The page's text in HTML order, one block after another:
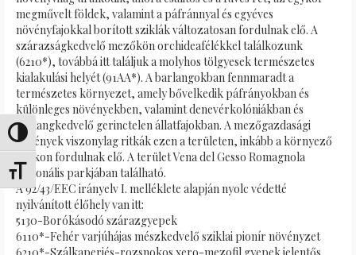
Umschalten auf hohe Kontraste
Schrift vergrößern
megművelt földek, valamint a páfránnyal és egyéves
növényfajokkal borított sziklák változatosan fordulnak elő. A
szárazságkedvelő mezőkön orchideafélékkel találkozunk
(6210*), továbbá itt találjuk a molyhos tölgyesek természetes
kialakulási helyét (91AA*). A barlangokban fennmaradt a
természetes környezet, amely bővelkedik páfrányokban és
különleges növényekben, valamint denevérkolóniákban és
barlangkedvelő gerinctelen állatfajokban. A mezőgazdasági
növények viszonylag ritkák ezen a területen, inkább a környező
tájakon fordulnak elő. A terület Vena del Gesso Romagnola
regionális parkjában található.
A 92/43/EEC irányelv I. melléklete alapján nyolc védetté
nyilvánított élőhely van itt:
5130-Borókásodó szárazgyepek
6110*-Fehér varjúhájas mészkedvelő sziklai pionír növényzet